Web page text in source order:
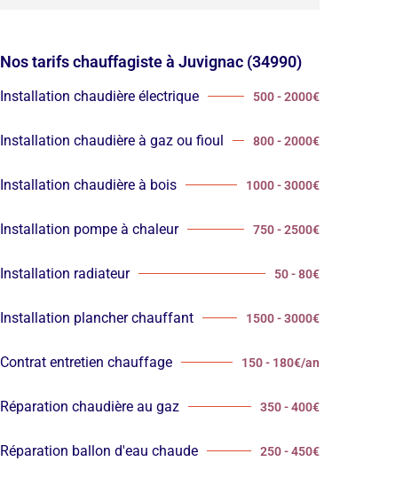
Nos tarifs chauffagiste à Juvignac (34990)
Installation chaudière électrique 500 - 2000€
Installation chaudière à gaz ou fioul 800 - 2000€
Installation chaudière à bois 1000 - 3000€
Installation pompe à chaleur 750 - 2500€
Installation radiateur 50 - 80€
Installation plancher chauffant 1500 - 3000€
Contrat entretien chauffage 150 - 180€/an
Réparation chaudière au gaz 350 - 400€
Réparation ballon d'eau chaude 250 - 450€